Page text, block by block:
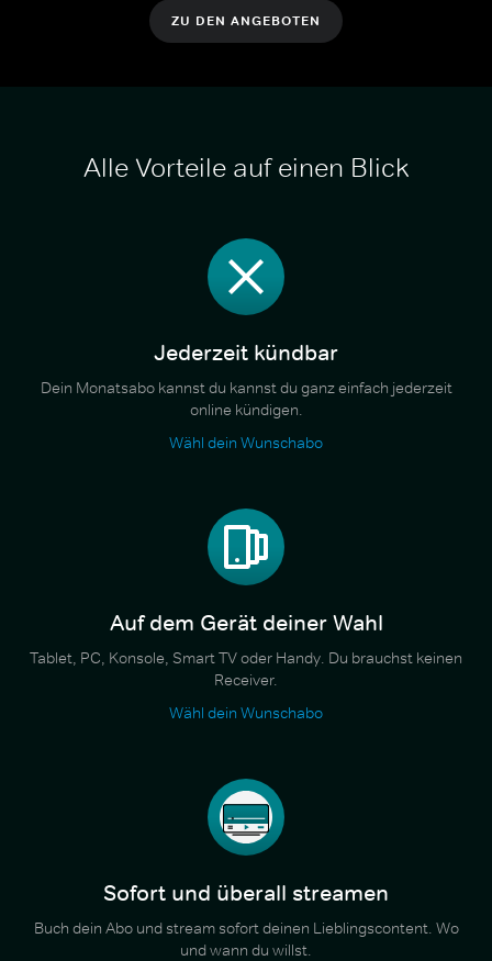
ZU DEN ANGEBOTEN
Alle Vorteile auf einen Blick
Jederzeit kündbar
Dein Monatsabo kannst du kannst du ganz einfach jederzeit
online kündigen.
Wähl dein Wunschabo
Auf dem Gerät deiner Wahl
Tablet, PC, Konsole, Smart TV oder Handy. Du brauchst keinen
Receiver.
Wähl dein Wunschabo
Sofort und überall streamen
Buch dein Abo und stream sofort deinen Lieblingscontent. Wo
und wann du willst.